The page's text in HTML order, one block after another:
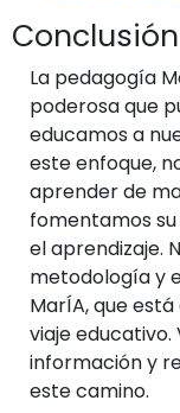
Conclusión
La pedagogía
poderosa que
educamos a
este enfoque,
aprender de
fomentamos
el aprendizaje.
metodología y
MarÍA, que
viaje
información y
este camino.